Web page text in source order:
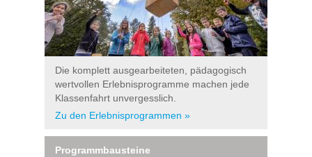
Die komplett ausgearbeiteten, pädagogisch
wertvollen Erlebnisprogramme machen jede
Klassenfahrt unvergesslich.
Zu den Erlebnisprogrammen »
Programmbausteine